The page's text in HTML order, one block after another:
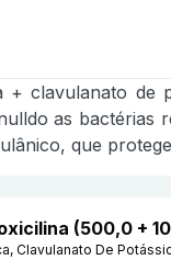
+ clavulanato
as bactérias
que
(500,0 +
Clavulanato De